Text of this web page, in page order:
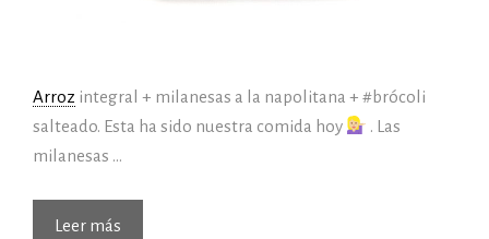
Arroz integral + milanesas a la napolitana + #brócoli
salteado. Esta ha sido nuestra comida hoy
. Las
milanesas …
Leer más